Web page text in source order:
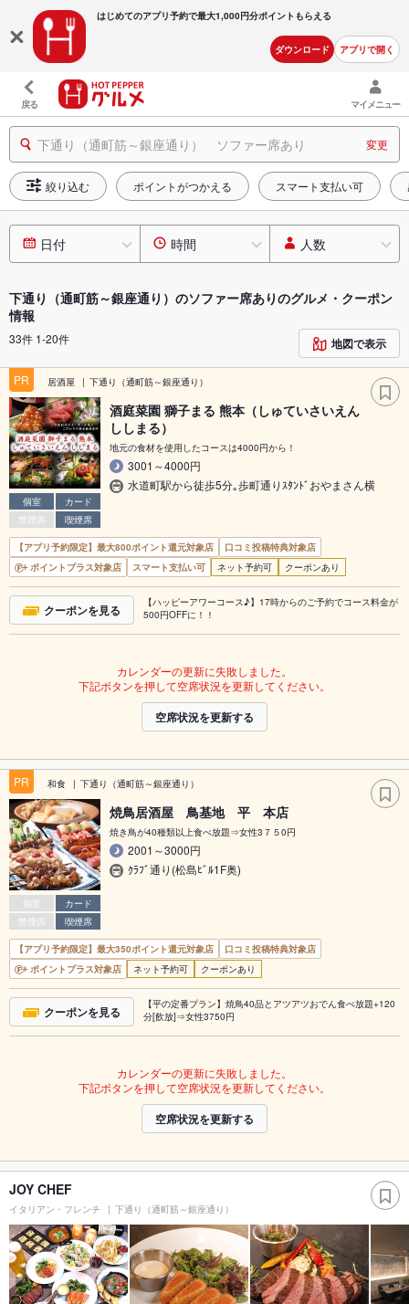
はじめてのアプリ予約で最大1,000円分ポイントもらえる
ダウンロード アプリで開く
戻る マイメニュー
下通り（通町筋～銀座通り） ソファー席あり 変更
絞り込む ポイントがつかえる スマート支払い可
日付 時間 人数
下通り（通町筋～銀座通り）のソファー席ありのグルメ・クーポン
情報
33件 1-20件 地図で表示
PR 居酒屋 下通り（通町筋～銀座通り）
個室
カード
禁煙席
喫煙席
酒庭菜園 獅子まる 熊本（しゅていさいえん
ししまる）
地元の食材を使用したコースは4000円から！
3001～4000円
水道町駅から徒歩5分｡歩町通りｽﾀﾝﾄﾞおやまさん横
【アプリ予約限定】最大800ポイント還元対象店
口コミ投稿特典対象店
ポイントプラス対象店
スマート支払い可 ネット予約可 クーポンあり
クーポンを見る
【ハッピーアワーコース♪】17時からのご予約でコース料金が
500円OFFに！！
カレンダーの更新に失敗しました。
下記ボタンを押して空席状況を更新してください。
空席状況を更新する
PR 和食 下通り（通町筋～銀座通り）
個室
カード
禁煙席
喫煙席
焼鳥居酒屋 鳥基地 平 本店
焼き鳥が40種類以上食べ放題⇒女性3７５0円
2001～3000円
ｸﾗﾌﾞ通り(松島ﾋﾞﾙ1F奥)
【アプリ予約限定】最大350ポイント還元対象店
口コミ投稿特典対象店
ポイントプラス対象店
ネット予約可 クーポンあり
クーポンを見る
【平の定番プラン】焼鳥40品とアツアツおでん食べ放題+120
分[飲放]⇒女性3750円
カレンダーの更新に失敗しました。
下記ボタンを押して空席状況を更新してください。
空席状況を更新する
JOY CHEF
イタリアン・フレンチ 下通り（通町筋～銀座通り）